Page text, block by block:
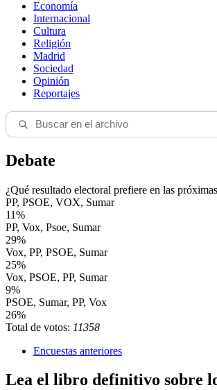
Economía
Internacional
Cultura
Religión
Madrid
Sociedad
Opinión
Reportajes
Debate
¿Qué resultado electoral prefiere en las
PP, PSOE, VOX, Sumar
11%
PP, Vox, Psoe, Sumar
29%
Vox, PP, PSOE, Sumar
25%
Vox, PSOE, PP, Sumar
9%
PSOE, Sumar, PP, Vox
26%
Total de votos: 11358
Encuestas anteriores
Lea el libro definitivo sobre